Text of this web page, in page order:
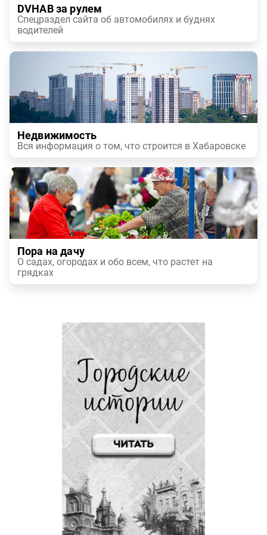
DVHAB за рулем
Спецраздел сайта об автомобилях и буднях
водителей
Недвижимость
Вся информация о том, что строится в Хабаровске
Пора на дачу
О садах, огородах и обо всем, что растет на
грядках